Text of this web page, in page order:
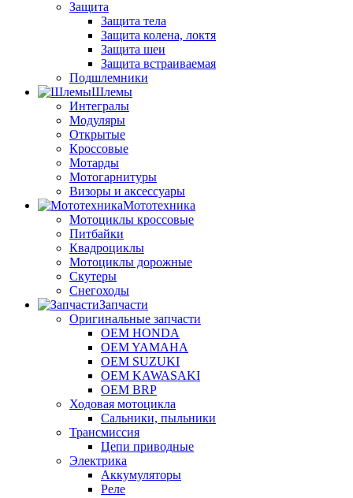
Защита
Защита тела
Защита колена, локтя
Защита шеи
Защита встраиваемая
Подшлемники
Шлемы
Интегралы
Модуляры
Открытые
Кроссовые
Мотарды
Мотогарнитуры
Визоры и аксессуары
Мототехника
Мотоциклы кроссовые
Питбайки
Квадроциклы
Мотоциклы дорожные
Скутеры
Снегоходы
Запчасти
Оригинальные запчасти
OEM HONDA
OEM YAMAHA
OEM SUZUKI
OEM KAWASAKI
OEM BRP
Ходовая мотоцикла
Сальники, пыльники
Трансмиссия
Цепи приводные
Электрика
Аккумуляторы
Реле